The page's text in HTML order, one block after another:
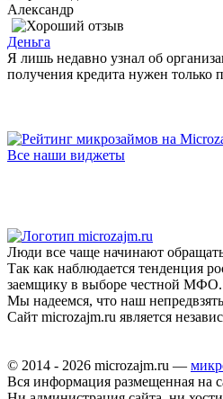
Александр
Деньга
Я лишь недавно узнал об
получения кредита нужен только
Все наши виджеты
Люди все чаще начинают
Так как наблюдается тенденция
заемщику в выборе честной МФО.
Мы надеемся, что наш
Сайт microzajm.ru является
© 2014 - 2026 microzajm.ru —
Вся информация размещенная на